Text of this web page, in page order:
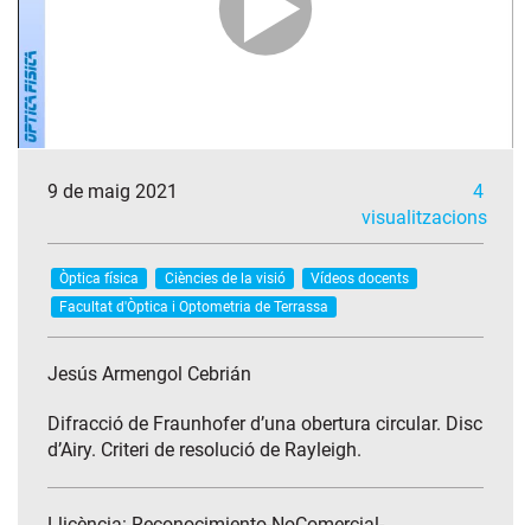
9 de maig 2021
4
visualitzacions
Òptica física Ciències de la visió
Vídeos docents
Facultat d'Òptica i Optometria de Terrassa
Jesús Armengol Cebrián
Difracció de Fraunhofer d’una obertura circular. Disc
d’Airy. Criteri de resolució de Rayleigh.